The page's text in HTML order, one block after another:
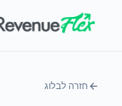
חזרה לבלוג